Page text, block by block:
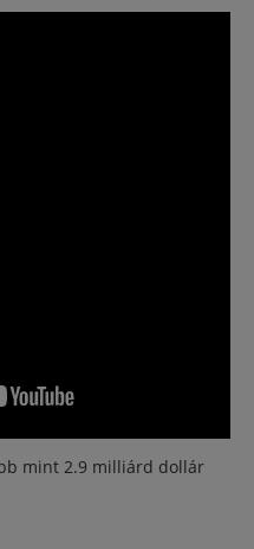
mint 2.9 milliárd dollár